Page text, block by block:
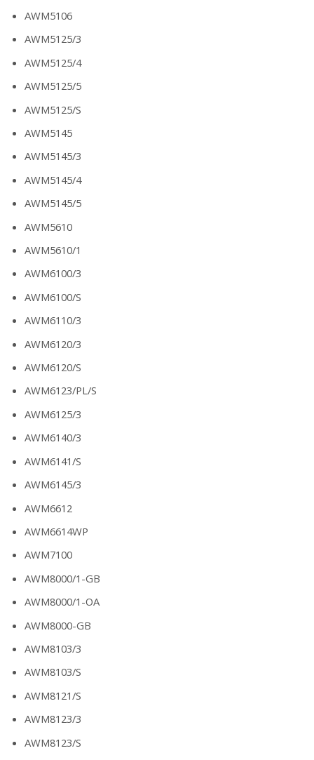
AWM5106
AWM5125/3
AWM5125/4
AWM5125/5
AWM5125/S
AWM5145
AWM5145/3
AWM5145/4
AWM5145/5
AWM5610
AWM5610/1
AWM6100/3
AWM6100/S
AWM6110/3
AWM6120/3
AWM6120/S
AWM6123/PL/S
AWM6125/3
AWM6140/3
AWM6141/S
AWM6145/3
AWM6612
AWM6614WP
AWM7100
AWM8000/1-GB
AWM8000/1-OA
AWM8000-GB
AWM8103/3
AWM8103/S
AWM8121/S
AWM8123/3
AWM8123/S